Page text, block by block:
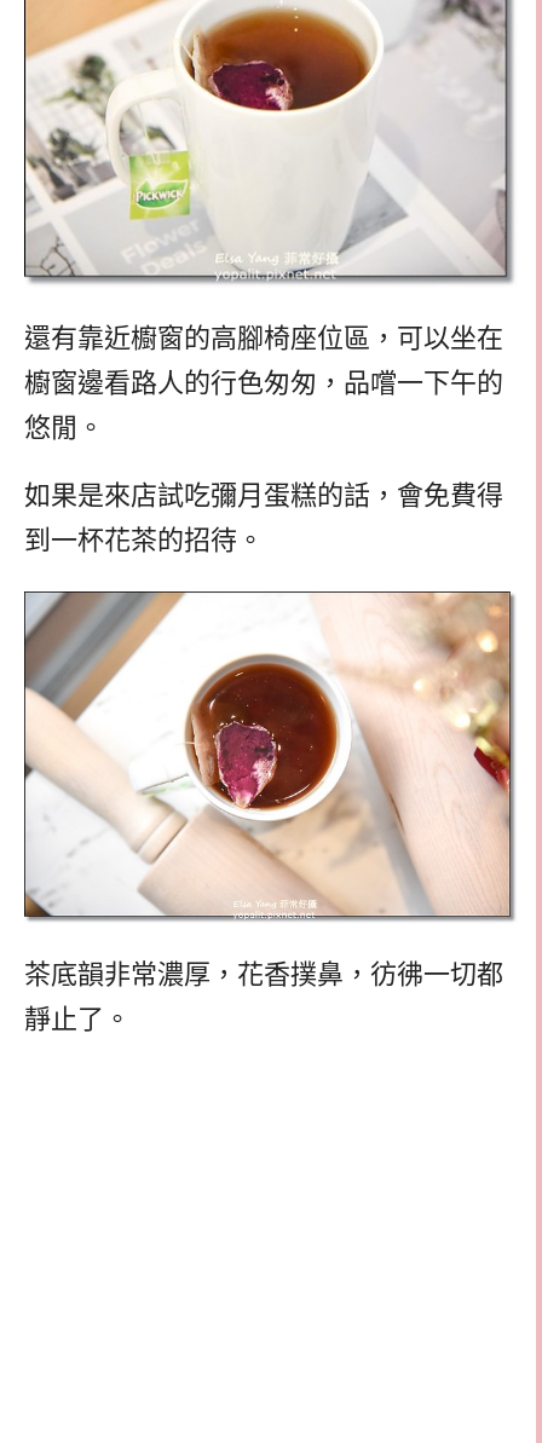
還有靠近櫥窗的高腳椅座位區，可以坐在
櫥窗邊看路人的行色匆匆，品嚐一下午的
悠閒。
如果是來店試吃彌月蛋糕的話，會免費得
到一杯花茶的招待。
茶底韻非常濃厚，花香撲鼻，彷彿一切都
靜止了。